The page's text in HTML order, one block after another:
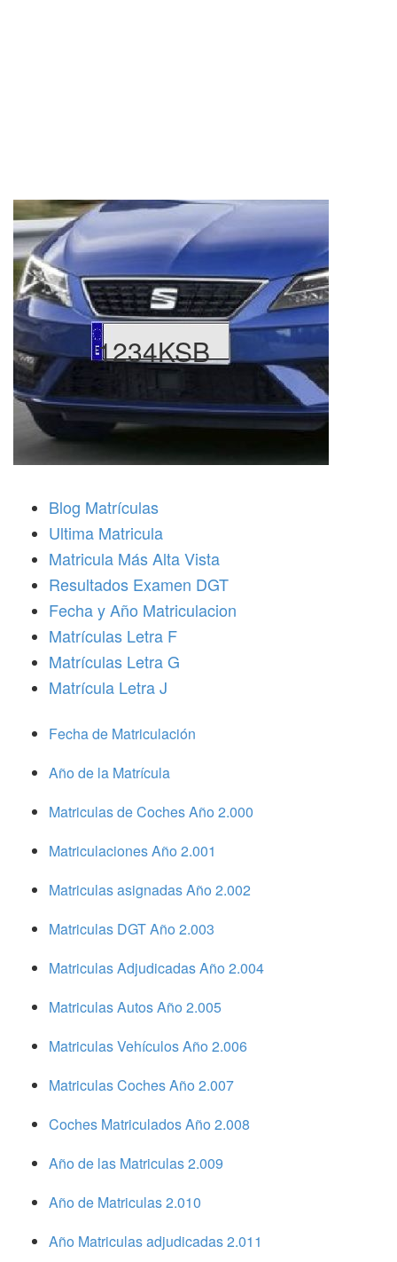
1234KSB
Blog Matrículas
Ultima Matricula
Matricula Más Alta Vista
Resultados Examen DGT
Fecha y Año Matriculacion
Matrículas Letra F
Matrículas Letra G
Matrícula Letra J
Fecha de Matriculación
Año de la Matrícula
Matriculas de Coches Año 2.000
Matriculaciones Año 2.001
Matriculas asignadas Año 2.002
Matriculas DGT Año 2.003
Matriculas Adjudicadas Año 2.004
Matriculas Autos Año 2.005
Matriculas Vehículos Año 2.006
Matriculas Coches Año 2.007
Coches Matriculados Año 2.008
Año de las Matriculas 2.009
Año de Matriculas 2.010
Año Matriculas adjudicadas 2.011